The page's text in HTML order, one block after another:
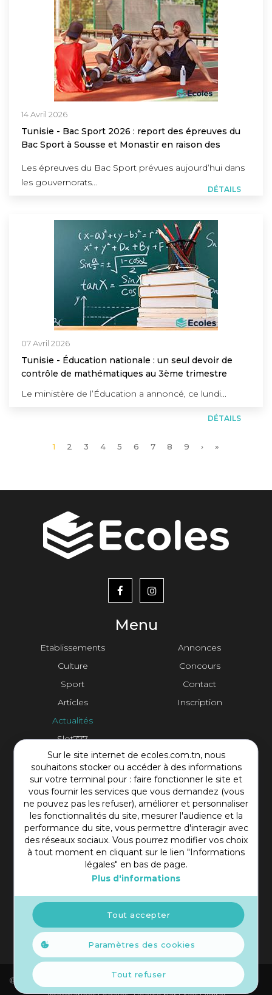
14 Avril 2026
Tunisie - Bac Sport 2026 : report des épreuves du
Bac Sport à Sousse et Monastir en raison des
Les épreuves du Bac Sport prévues aujourd’hui dans
les gouvernorats...
DÉTAILS
07 Avril 2026
Tunisie - Éducation nationale : un seul devoir de
contrôle de mathématiques au 3ème trimestre
Le ministère de l’Éducation a annoncé, ce lundi...
DÉTAILS
Page
1 Page
2 Page
3 Page
4 Page
5 Page
6 Page
7 Page
8 Page
9
Page
›
Dernière
»
Sur le site internet de ecoles.com.tn, nous
souhaitons stocker ou accéder à des informations
sur votre terminal pour : faire fonctionner le site et
vous fournir les services que vous demandez (vous
ne pouvez pas les refuser), améliorer et personnaliser
les fonctionnalités du site, mesurer l'audience et la
performance du site, vous permettre d'interagir avec
des réseaux sociaux. Vous pourrez modifier vos choix
à tout moment en cliquant sur le lien "Informations
légales" en bas de page.
Plus d'informations
Paramètres des cookies
Tout refuser
Tout accepter
Menu
Etablissements
Culture
Sport
Articles
Actualités
Slot777
menu
footer2
Annonces
Concours
Contact
Inscription
Contact Plateforme
Rue Mohamed Shim, Rbat Monastir 5000 Tunisie
+216 97 50 60 54
contact@ecoles.com.tn
© 2021 Copyright Ecoles. Tous droits réservés.